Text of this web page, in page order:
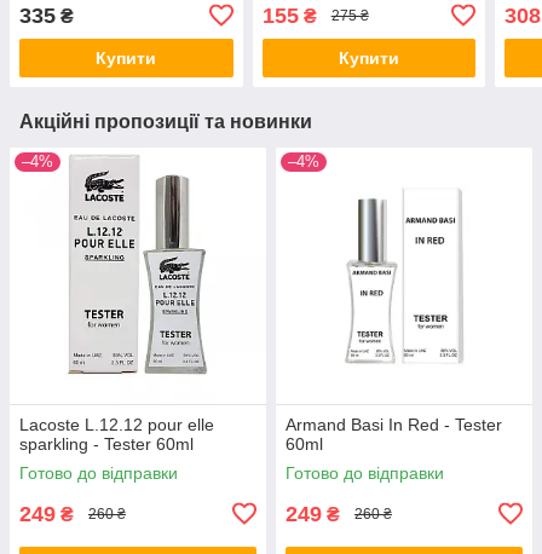
335 ₴
Купити
155₴ 275 ₴
Купити
Акційні пропозиції та новинки
–4%
Lacoste L.12.12 pour elle
sparkling - Tester 60ml
Готово до відправки
249 ₴ 260 ₴
–4%
Armand Basi In Red - Tester
60ml
Готово до відправки
249 ₴ 260 ₴